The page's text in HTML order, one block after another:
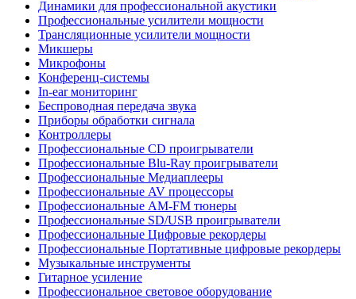
Динамики для профессиональной акустики
Профессиональные усилители мощности
Трансляционные усилители мощности
Микшеры
Микрофоны
Конференц-системы
In-ear мониторинг
Беспроводная передача звука
Приборы обработки сигнала
Контроллеры
Профессиональные СD проигрыватели
Профессиональные Blu-Ray проигрыватели
Профессиональные Медиаплееры
Профессиональные AV процессоры
Профессиональные AM-FM тюнеры
Профессиональные SD/USB проигрыватели
Профессиональные Цифровые рекордеры
Профессиональные Портативные цифровые рекордеры
Музыкальные инструменты
Гитарное усиление
Профессиональное световое оборудование